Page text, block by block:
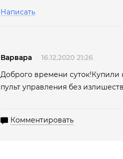
Написать
Варвара
16.12.2020 21:26
Доброго времени суток!Купили
пульт управления без
Комментировать